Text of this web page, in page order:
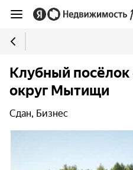
Клубный
округ Мытищи
Сдан, Бизнес